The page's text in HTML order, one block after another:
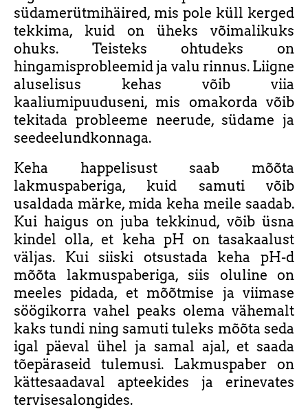
südamerütmihäired, mis pole küll kerged
tekkima, kuid on üheks võimalikuks
ohuks. Teisteks ohtudeks on
hingamisprobleemid ja valu rinnus. Liigne
aluselisus kehas võib viia
kaaliumipuuduseni, mis omakorda võib
tekitada probleeme neerude, südame ja
seedeelundkonnaga.
Keha happelisust saab mõõta
lakmuspaberiga, kuid samuti võib
usaldada märke, mida keha meile saadab.
Kui haigus on juba tekkinud, võib üsna
kindel olla, et keha pH on tasakaalust
väljas. Kui siiski otsustada keha pH-d
mõõta lakmuspaberiga, siis oluline on
meeles pidada, et mõõtmise ja viimase
söögikorra vahel peaks olema vähemalt
kaks tundi ning samuti tuleks mõõta seda
igal päeval ühel ja samal ajal, et saada
tõepäraseid tulemusi. Lakmuspaber on
kättesaadaval apteekides ja erinevates
tervisesalongides.